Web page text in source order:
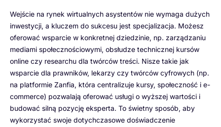
Wejście na rynek wirtualnych asystentów nie wymaga dużych
inwestycji, a kluczem do sukcesu jest specjalizacja. Możesz
oferować wsparcie w konkretnej dziedzinie, np. zarządzaniu
mediami społecznościowymi, obsłudze technicznej kursów
online czy researchu dla twórców treści. Nisze takie jak
wsparcie dla prawników, lekarzy czy twórców cyfrowych (np.
na platformie Zanfia, która centralizuje kursy, społeczność i e-
commerce) pozwalają oferować usługi o wyższej wartości i
budować silną pozycję eksperta. To świetny sposób, aby
wykorzystać swoje dotychczasowe doświadczenie